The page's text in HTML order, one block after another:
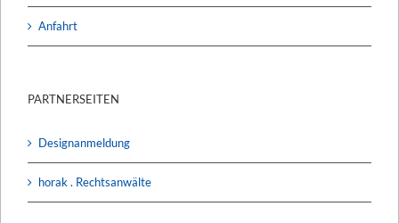
Anfahrt
PARTNERSEITEN
Designanmeldung
horak . Rechtsanwälte